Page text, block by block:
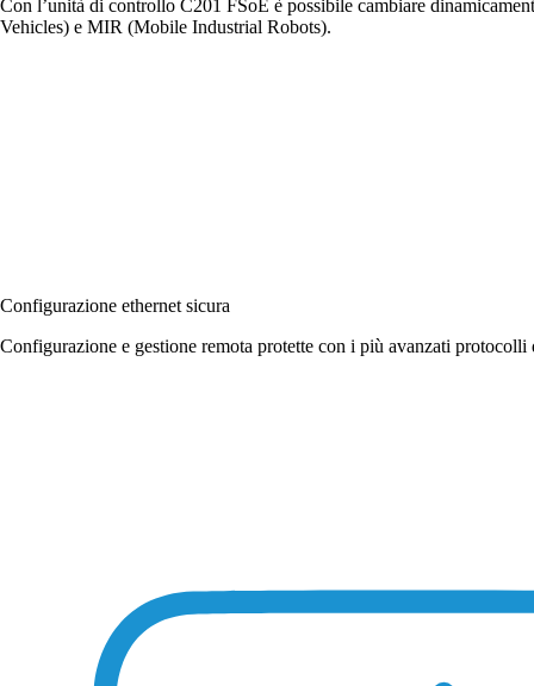
Con l’unità di controllo C201 FSoE è possibile cambiare
Vehicles) e MIR (Mobile Industrial Robots).
Configurazione ethernet sicura
Configurazione e gestione remota protette con i più avanzati